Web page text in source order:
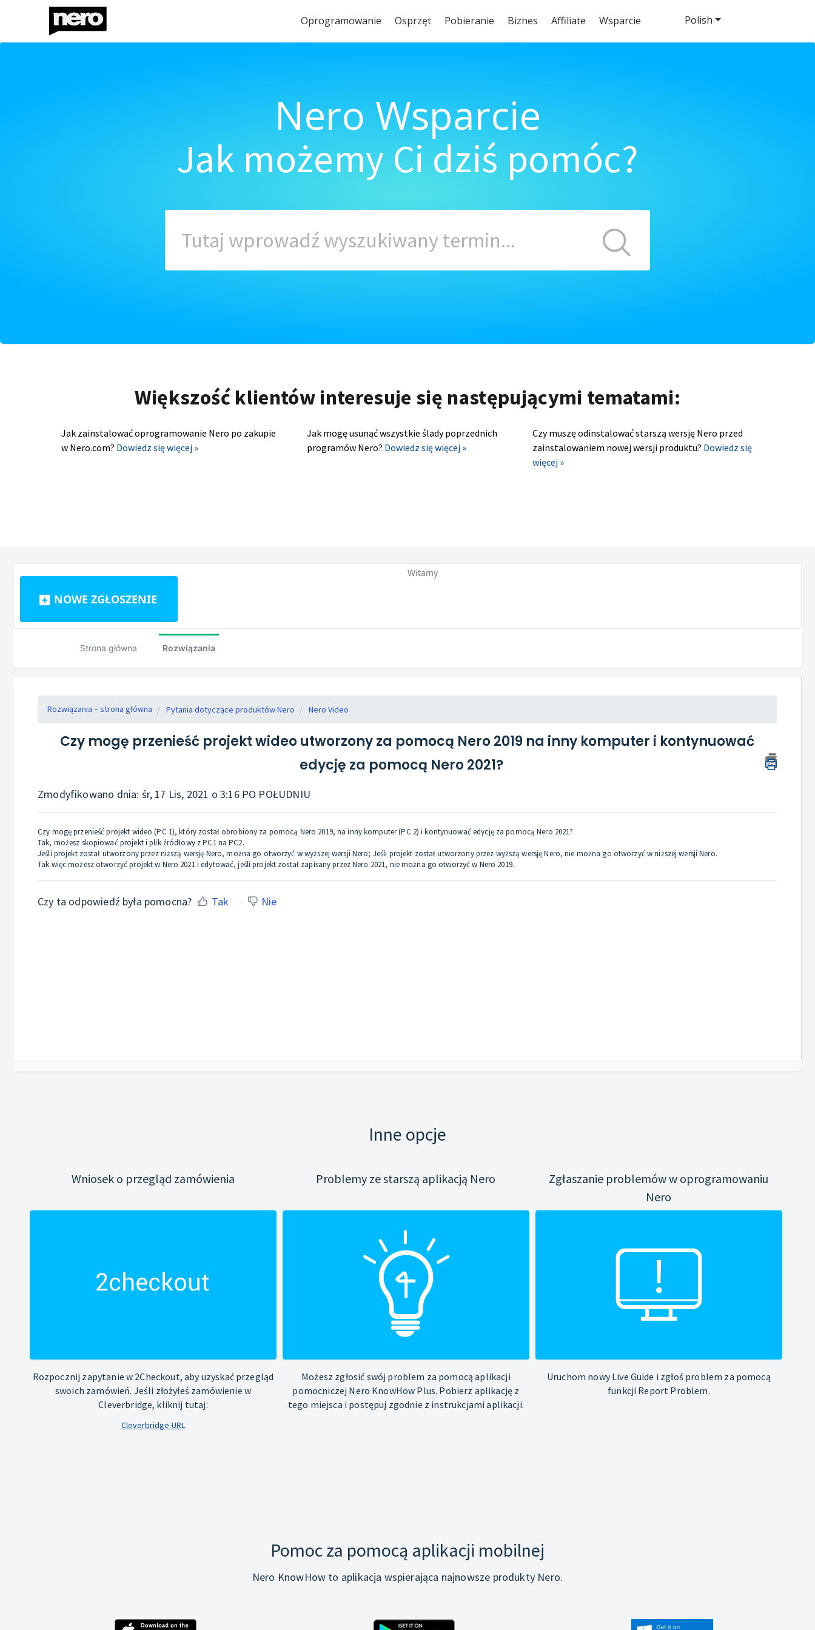
Oprogramowanie Osprzęt Pobieranie Biznes Affiliate Wsparcie
Nero Wsparcie
Jak możemy Ci dziś pomóc?
Większość klientów interesuje się następującymi tematami:
Jak zainstalować oprogramowanie Nero po zakupie
w Nero.com? Dowiedz się więcej »
Jak mogę usunąć wszystkie ślady poprzednich
programów Nero? Dowiedz się więcej »
Czy muszę odinstalować starszą wersję Nero przed
zainstalowaniem nowej wersji produktu? Dowiedz się
więcej »
NOWE ZGŁOSZENIE
Polish
Witamy
Strona główna Rozwiązania
Rozwiązania – strona główna Pytania dotyczące produktów Nero Nero Video
Czy mogę przenieść projekt wideo utworzony za pomocą Nero 2019 na inny komputer i kontynuować
edycję za pomocą Nero 2021?
Zmodyfikowano dnia: śr, 17 Lis, 2021 o 3:16 PO POŁUDNIU
Czy mogę przenieść projekt wideo (PC 1), który został obrobiony za pomocą Nero 2019, na inny komputer (PC 2) i kontynuować edycję za pomocą Nero 2021?
Tak, możesz skopiować projekt i plik źródłowy z PC1 na PC2.
Jeśli projekt został utworzony przez niższą wersję Nero, można go otworzyć w wyższej wersji Nero; Jeśli projekt został utworzony przez wyższą wersję Nero, nie można go otworzyć w niższej wersji Nero.
Tak więc możesz otworzyć projekt w Nero 2021 i edytować, jeśli projekt został zapisany przez Nero 2021, nie można go otworzyć w Nero 2019.
Czy ta odpowiedź była pomocna? Tak Nie
Inne opcje
Wniosek o przegląd zamówienia
Rozpocznij zapytanie w 2Checkout, aby uzyskać przegląd
swoich zamówień. Jeśli złożyłeś zamówienie w
Cleverbridge, kliknij tutaj:
Cleverbridge-URL
Problemy ze starszą aplikacją Nero
Możesz zgłosić swój problem za pomocą aplikacji
pomocniczej Nero KnowHow Plus. Pobierz aplikację z
tego miejsca i postępuj zgodnie z instrukcjami aplikacji.
Zgłaszanie problemów w oprogramowaniu
Nero
Uruchom nowy Live Guide i zgłoś problem za pomocą
funkcji Report Problem.
Pomoc za pomocą aplikacji mobilnej
Nero KnowHow to aplikacja wspierająca najnowsze produkty Nero.